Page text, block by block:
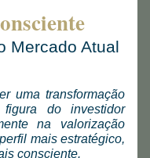
Mercado Atual
uma transformação
do investidor
na valorização
mais estratégico,
consciente.